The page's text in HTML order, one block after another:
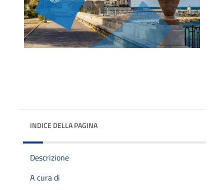
INDICE DELLA PAGINA
Descrizione
A cura di